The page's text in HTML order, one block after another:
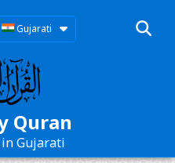
Gujarati
Quran
Gujarati